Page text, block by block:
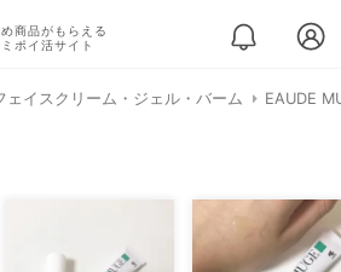
商品がもらえる
ポイ活サイト
ェイスクリーム・ジェル・バーム EAUDE